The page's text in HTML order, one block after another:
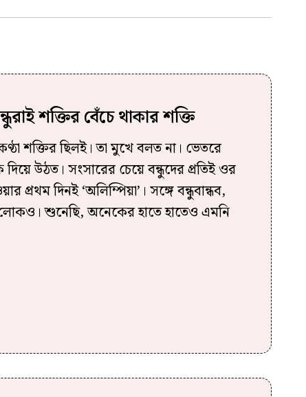
শক্তির বেঁচে থাকার শক্তি
শক্তির ছিলই। তা মুখে বলত না। ভেতরে
উঠত। সংসারের চেয়ে বন্ধুদের প্রতিই ওর
প্রথম দিনই ‘অলিম্পিয়া’। সঙ্গে বন্ধুবান্ধব,
শুনেছি, অনেকের হাতে হাতেও এমনি